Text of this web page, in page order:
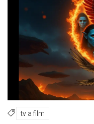
tv a film